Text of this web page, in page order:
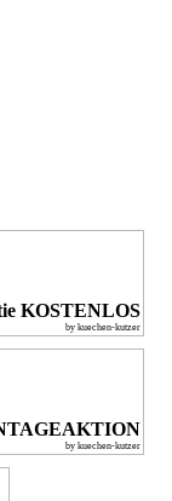
KOSTENLOS
by kuechen-kutzer
by kuechen-kutzer